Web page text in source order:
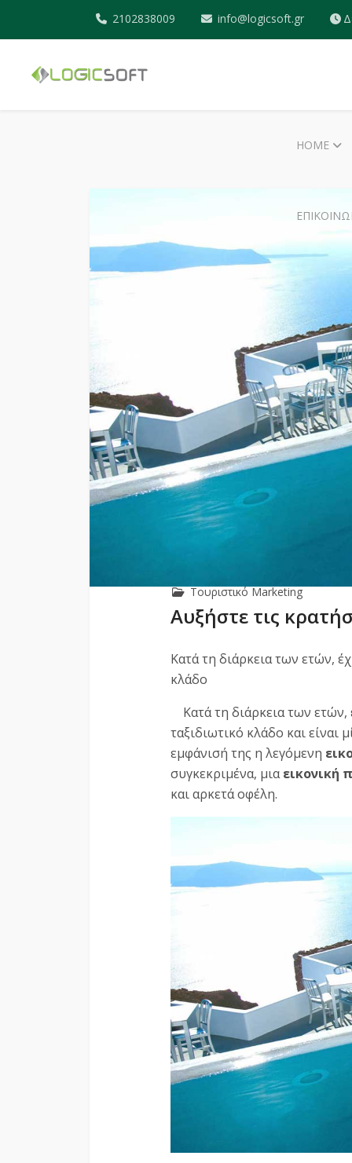
2102838009 info@logicsoft.gr
HOME
Τουριστικό Marketing
Αυξήστε τις
Κατά τη διάρκεια των ετών,
κλάδο
Κατά τη διάρκεια των
ταξιδιωτικό κλάδο και είναι
εμφάνισή της η λεγόμενη
συγκεκριμένα, μιαεικονική
και αρκετά οφέλη.